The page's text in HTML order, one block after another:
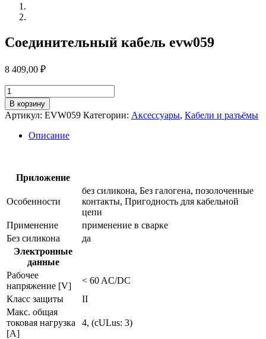
Соединительный кабель evw059
8 409,00 ₽
Количество
товара
Соединительный
кабель
evw059
В корзину
Артикул: EVW059 Категории: Аксессуары, Кабели и разъёмы
Описание
Приложение
Особенности
без силикона, Без галогена, позолоченные
контакты, Пригодность для кабельной
цепи
Применение
применение в сварке
Без силикона
да
Электронные
данные
Рабочее
напряжение [V]
< 60 AC/DC
Класс защиты
II
Макс. общая
токовая нагрузка
[A]
4, (cULus: 3)